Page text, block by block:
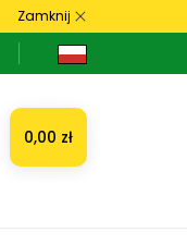
Zamknij
0,00 zł